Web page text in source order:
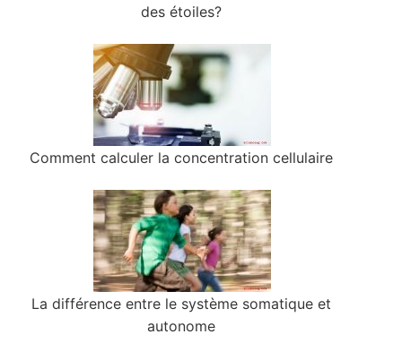
des étoiles?
Comment calculer la concentration cellulaire
La différence entre le système somatique et
autonome